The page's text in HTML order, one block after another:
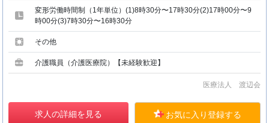
変形労働時間制（1年単位）(1)8時30分〜17時30分(2)17時00分〜9
時00分(3)7時30分〜16時30分
その他
介護職員（介護医療院）【未経験歓迎】
医療法人 渡辺会
求人の詳細を見る お気に入り登録する